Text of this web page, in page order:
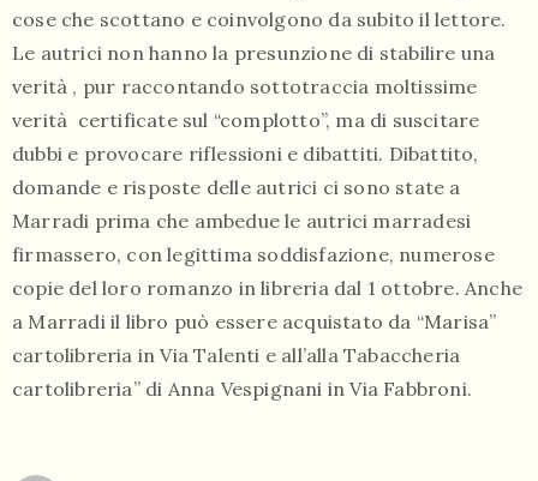
cose che scottano e coinvolgono da subito il lettore.
Le autrici non hanno la presunzione di stabilire una
verità , pur raccontando sottotraccia moltissime
verità certificate sul “complotto”, ma di suscitare
dubbi e provocare riflessioni e dibattiti. Dibattito,
domande e risposte delle autrici ci sono state a
Marradi prima che ambedue le autrici marradesi
firmassero, con legittima soddisfazione, numerose
copie del loro romanzo in libreria dal 1 ottobre. Anche
a Marradi il libro può essere acquistato da “Marisa”
cartolibreria in Via Talenti e all’alla Tabaccheria
cartolibreria” di Anna Vespignani in Via Fabbroni.